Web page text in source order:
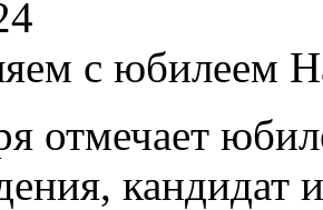
с юбилеем
отмечает
кандидат